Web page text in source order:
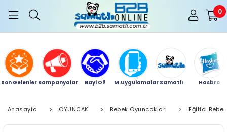
0
Son Gelenler Kampanyalar Bayi Ol! M.Uygulamalar Samatlı Hasbro
Anasayfa > OYUNCAK > Bebek Oyuncakları > Eğitici